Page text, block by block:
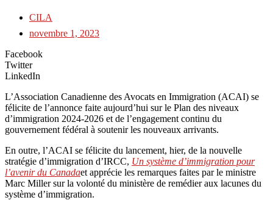
CILA
novembre 1, 2023
Facebook
Twitter
LinkedIn
L’Association Canadienne des Avocats en Immigration (ACAI) se
félicite de l’annonce faite aujourd’hui sur le Plan des niveaux
d’immigration 2024-2026 et de l’engagement continu du
gouvernement fédéral à soutenir les nouveaux arrivants.
En outre, l’ACAI se félicite du lancement, hier, de la nouvelle
stratégie d’immigration d’IRCC, Un système d’immigration pour
l’avenir du Canadaet apprécie les remarques faites par le ministre
Marc Miller sur la volonté du ministère de remédier aux lacunes du
système d’immigration.